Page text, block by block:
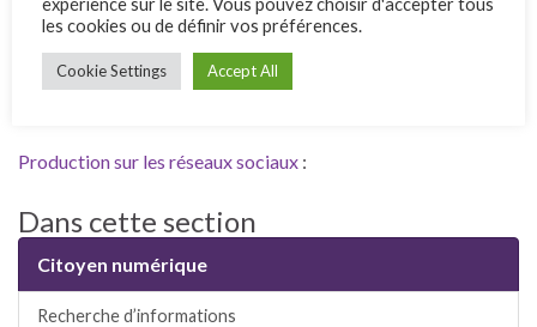
http://outilsveille.com/2015/05/les-10-meilleurs-outils-
Production sur les réseaux sociaux :
Dans cette section
Citoyen numérique
Recherche d’informations
les cookies ou de définir vos préférences.
Cookie Settings Accept All